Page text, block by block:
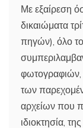
Με εξαίρεση
δικαιώματα
πηγών), όλο το
φωτογραφιών,
των
αρχείων που
ιδιοκτησία,